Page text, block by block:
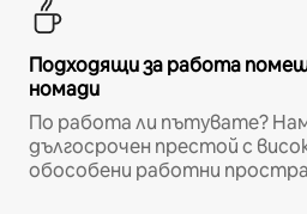
Подходящи за работа
номади
По работа ли пътувате?
дългосрочен престой с
обособени работни